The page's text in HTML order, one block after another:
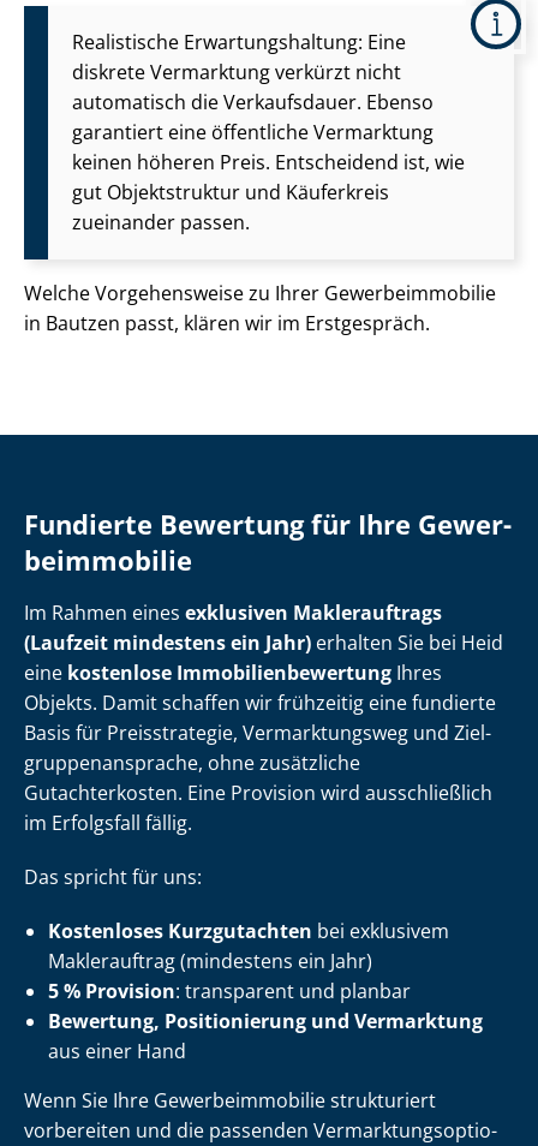
Realistische Er­war­tungs­hal­tung: Eine
diskrete Vermarktung verkürzt nicht
automatisch die Verkaufsdauer. Ebenso
garantiert eine öffentliche Vermarktung
keinen höheren Preis. Entscheidend ist, wie
gut Objektstruktur und Käuferkreis
zueinander passen.
Welche Vorgehensweise zu Ihrer Ge­wer­be­im­mo­bi­lie
in Bautzen passt, klären wir im Erstgespräch.
Fundierte Bewertung für Ihre Ge­wer­
be­im­mo­bi­lie
Im Rahmen eines exklusiven Maklerauftrags
(Laufzeit mindestens ein Jahr) erhalten Sie bei Heid
eine kostenlose Im­mo­bi­li­en­be­wer­tung Ihres
Objekts. Damit schaffen wir frühzeitig eine fundierte
Basis für Preisstrategie, Vermarktungsweg und Ziel­
grup­pen­an­spra­che, ohne zusätzliche
Gutachterkosten. Eine Provision wird ausschließlich
im Erfolgsfall fällig.
Das spricht für uns:
Kostenloses Kurzgutachten bei exklusivem
Maklerauftrag (mindestens ein Jahr)
5 % Provision: transparent und planbar
Bewertung, Positionierung und Vermarktung
aus einer Hand
Wenn Sie Ihre Ge­wer­be­im­mo­bi­lie strukturiert
vorbereiten und die passenden Ver­mark­tungs­op­tio­